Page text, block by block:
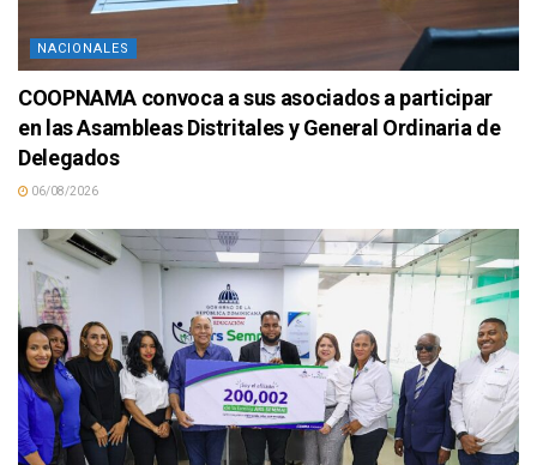
NACIONALES
COOPNAMA convoca a sus asociados a participar
en las Asambleas Distritales y General Ordinaria de
Delegados
06/08/2026